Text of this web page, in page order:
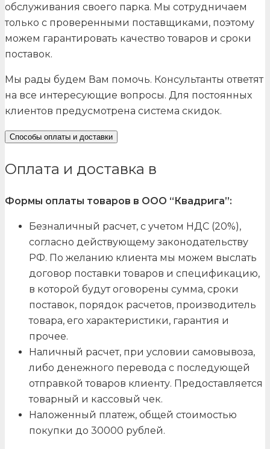
обслуживания своего парка. Мы сотрудничаем
только с проверенными поставщиками, поэтому
можем гарантировать качество товаров и сроки
поставок.
Мы рады будем Вам помочь. Консультанты ответят
на все интересующие вопросы. Для постоянных
клиентов предусмотрена система скидок.
Способы оплаты и доставки
Оплата и доставка в
Формы оплаты товаров в ООО “Квадрига”:
Безналичный расчет, с учетом НДС (20%),
согласно действующему законодательству
РФ. По желанию клиента мы можем выслать
договор поставки товаров и спецификацию,
в которой будут оговорены сумма, сроки
поставок, порядок расчетов, производитель
товара, его характеристики, гарантия и
прочее.
Наличный расчет, при условии самовывоза,
либо денежного перевода с последующей
отправкой товаров клиенту. Предоставляется
товарный и кассовый чек.
Наложенный платеж, общей стоимостью
покупки до 30000 рублей.